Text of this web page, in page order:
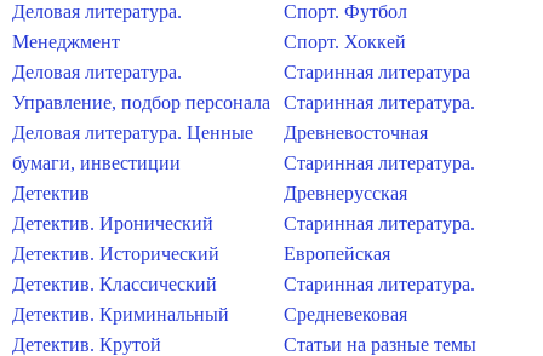
Деловая литература.
Менеджмент
Деловая литература.
Управление, подбор персонала
Деловая литература. Ценные
бумаги, инвестиции
Детектив
Детектив. Иронический
Детектив. Исторический
Детектив. Классический
Детектив. Криминальный
Детектив. Крутой
Спорт. Футбол
Спорт. Хоккей
Старинная литература
Старинная литература.
Древневосточная
Старинная литература.
Древнерусская
Старинная литература.
Европейская
Старинная литература.
Средневековая
Статьи на разные темы